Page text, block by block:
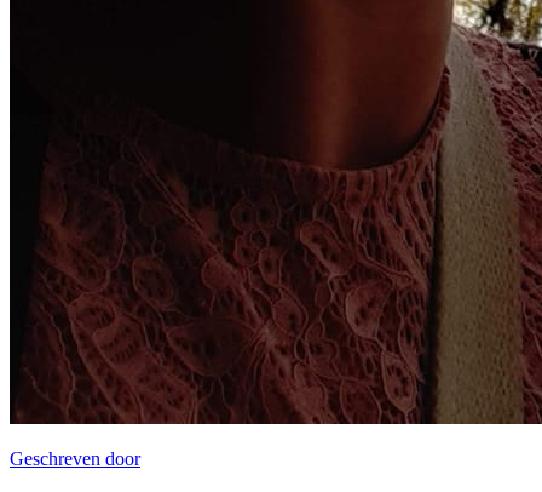
Geschreven door